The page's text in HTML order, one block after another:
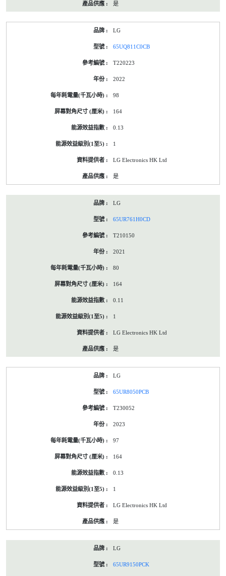
是
LG
65UQ811C0CB
T220223
2022
98
164
0.13
1
LG Electronics HK Ltd
是
LG
65UR761H0CD
T210150
2021
80
164
0.11
1
LG Electronics HK Ltd
是
LG
65UR8050PCB
T230052
2023
97
164
0.13
1
LG Electronics HK Ltd
是
LG
65UR9150PCK